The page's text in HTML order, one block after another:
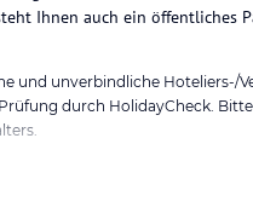
und unverbindliche Hoteliers-/
durch HolidayCheck.